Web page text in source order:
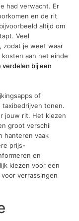
had verwacht. Er
en de rit
altijd om
Veel
zodat je weet waar
aan het einde
verdelen bij een
of
taxibedrijven tonen.
jouw rit. Het kiezen
groot verschil
hanteren vaak
prijs-
en
kiezen voor een
verrassingen